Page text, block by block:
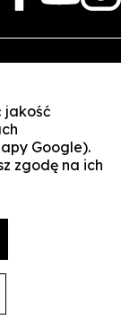
majątkowe autorskie
do tych treści oraz ich
publikowania,
formie. Ograniczenia
jakość
Google).
zgodę na ich